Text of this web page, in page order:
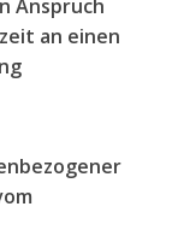
Anspruch
an einen